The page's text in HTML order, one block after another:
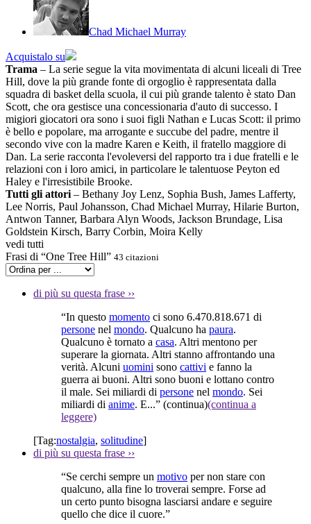
Chad Michael Murray
Acquistalo su
Trama – La serie segue la vita movimentata di alcuni liceali di Tree
Hill, dove la più grande fonte di orgoglio è rappresentata dalla
squadra di basket della scuola, il cui più grande talento è stato Dan
Scott, che ora gestisce una concessionaria d'auto di successo. I
migiori giocatori ora sono i suoi figli Nathan e Lucas Scott: il primo
è bello e popolare, ma arrogante e succube del padre, mentre il
secondo vive con la madre Karen e Keith, il fratello maggiore di
Dan. La serie racconta l'evoleversi del rapporto tra i due fratelli e le
relazioni con i loro amici, in particolare le talentuose Peyton ed
Haley e l'irresistibile Brooke.
Tutti gli attori – Bethany Joy Lenz, Sophia Bush, James Lafferty,
Lee Norris, Paul Johansson, Chad Michael Murray, Hilarie Burton,
Antwon Tanner, Barbara Alyn Woods, Jackson Brundage, Lisa
Goldstein Kirsch, Barry Corbin, Moira Kelly
vedi tutti
Frasi di “One Tree Hill” 43 citazioni
di più su questa frase ››
“In questo momento ci sono 6.470.818.671 di
persone nel mondo. Qualcuno ha paura.
Qualcuno è tornato a casa. Altri mentono per
superare la giornata. Altri stanno affrontando una
verità. Alcuni uomini sono cattivi e fanno la
guerra ai buoni. Altri sono buoni e lottano contro
il male. Sei miliardi di persone nel mondo. Sei
miliardi di anime. E...” (continua)(continua a
leggere)
[Tag:nostalgia, solitudine]
di più su questa frase ››
“Se cerchi sempre un motivo per non stare con
qualcuno, alla fine lo troverai sempre. Forse ad
un certo punto bisogna lasciarsi andare e seguire
quello che dice il cuore.”